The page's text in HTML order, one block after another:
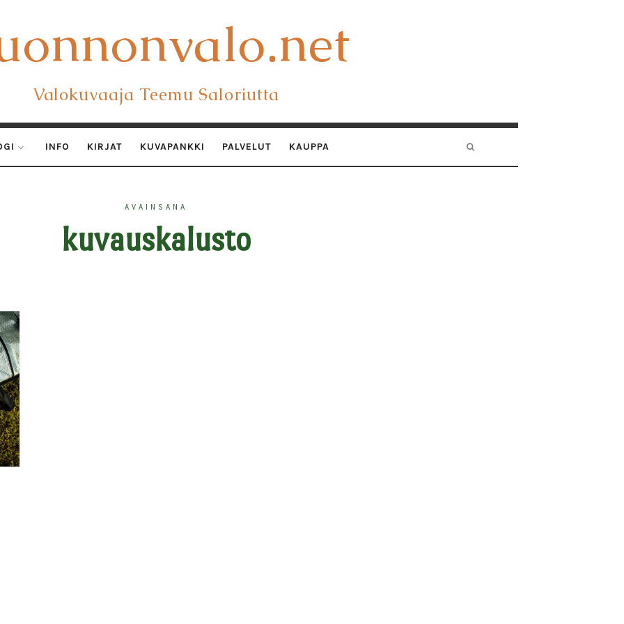
Valokuvaaja Teemu Saloriutta
INFO KIRJAT KUVAPANKKI PALVELUT KAUPPA
AVAINSANA
kuvauskalusto